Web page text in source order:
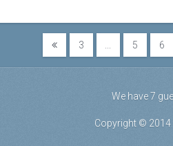
3 5 6
We have 7
Copyright © 2014